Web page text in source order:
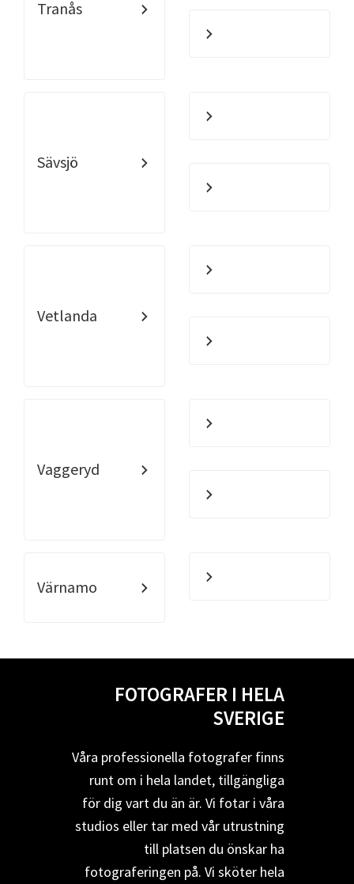
Tranås
Sävsjö
Vetlanda
Vaggeryd
Värnamo
FOTOGRAFER I HELA
SVERIGE
Våra professionella fotografer finns
runt om i hela landet, tillgängliga
för dig vart du än är. Vi fotar i våra
studios eller tar med vår utrustning
till platsen du önskar ha
fotograferingen på. Vi sköter hela